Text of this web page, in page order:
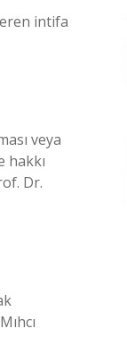
intifa
veya
hakkı
Dr.